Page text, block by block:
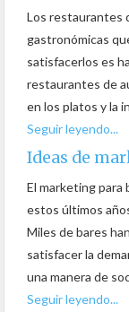
Los restaurantes
gastronómicas
satisfacerlos es
restaurantes de
en los platos y la
Seguir leyendo...
Ideas de
El marketing para
estos últimos
Miles de bares
satisfacer la
una manera de
Seguir leyendo...